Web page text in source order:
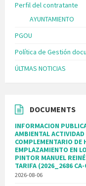
Perfil del contratante
AYUNTAMIENTO
PGOU
Política de Gestión
ÚLTMAS NOTICIAS
DOCUMENTS
INFORMACION
AMBIENTAL ACTIVIDAD
COMPLEMENTARIO DE
EMPLAZAMIENTO EN
PINTOR MANUEL
TARIFA (2026_2686 CA-
2026-08-06